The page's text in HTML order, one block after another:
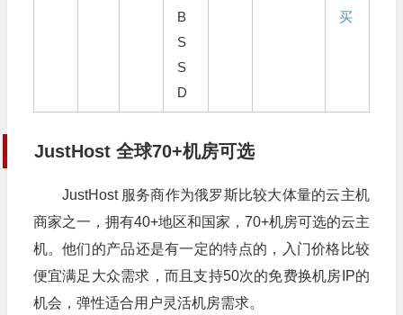
B
S
S
D
买
JustHost 全球70+机房可选
JustHost 服务商作为俄罗斯比较大体量的云主机
商家之一，拥有40+地区和国家，70+机房可选的云主
机。他们的产品还是有一定的特点的，入门价格比较
便宜满足大众需求，而且支持50次的免费换机房IP的
机会，弹性适合用户灵活机房需求。